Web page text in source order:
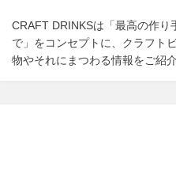
o
k
n
CRAFT DRINKSは「最高の作
で」をコンセプトに、クラフト
物やそれにまつわる情報をご紹